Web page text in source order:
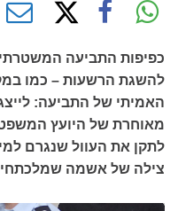
כפיפות התביעה
להשגת הרשעות – כמו
האמיתי של התביעה:
מאוחרת של היועץ
לתקן את העוול שנגרם
צילה של אשמה